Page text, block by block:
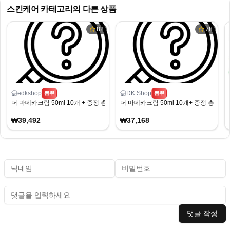
스킨케어 카테고리의 다른 상품
82
edkshop 뽐뿌
더 마데카크림 50ml 10개 + 증정 총 20ml
₩39,492
78
DK Shop 뽐뿌
더 마데카크림 50ml 10개+ 증정 총 20ml
₩37,168
댓글 작성